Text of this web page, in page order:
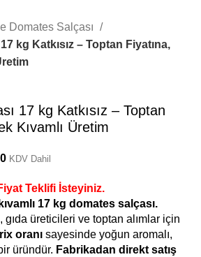
Domates Salçası
kg Katkısız – Toptan Fiyatına,
17 kg Katkısız – Toptan
Kıvamlı Üretim
KDV Dahil
Teklifi İsteyiniz.
17 kg domates salçası.
gıda üreticileri ve toptan alımlar için
oranı sayesinde yoğun aromalı,
üründür. Fabrikadan direkt satış